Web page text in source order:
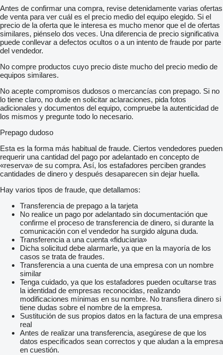
Antes de confirmar una compra, revise detenidamente varias ofertas
de venta para ver cuál es el precio medio del equipo elegido. Si el
precio de la oferta que le interesa es mucho menor que el de ofertas
similares, piénselo dos veces. Una diferencia de precio significativa
puede conllevar a defectos ocultos o a un intento de fraude por parte
del vendedor.
No compre productos cuyo precio diste mucho del precio medio de
equipos similares.
No acepte compromisos dudosos o mercancías con prepago. Si no
lo tiene claro, no dude en solicitar aclaraciones, pida fotos
adicionales y documentos del equipo, compruebe la autenticidad de
los mismos y pregunte todo lo necesario.
Prepago dudoso
Esta es la forma más habitual de fraude. Ciertos vendedores pueden
requerir una cantidad del pago por adelantado en concepto de
«reserva» de su compra. Así, los estafadores perciben grandes
cantidades de dinero y después desaparecen sin dejar huella.
Hay varios tipos de fraude, que detallamos:
Transferencia de prepago a la tarjeta
No realice un pago por adelantado sin documentación que
confirme el proceso de transferencia de dinero, si durante la
comunicación con el vendedor ha surgido alguna duda.
Transferencia a una cuenta «fiduciaria»
Dicha solicitud debe alarmarle, ya que en la mayoría de los
casos se trata de fraudes.
Transferencia a una cuenta de una empresa con un nombre
similar
Tenga cuidado, ya que los estafadores pueden ocultarse tras
la identidad de empresas reconocidas, realizando
modificaciones mínimas en su nombre. No transfiera dinero si
tiene dudas sobre el nombre de la empresa.
Sustitución de sus propios datos en la factura de una empresa
real
Antes de realizar una transferencia, asegúrese de que los
datos especificados sean correctos y que aludan a la empresa
en cuestión.